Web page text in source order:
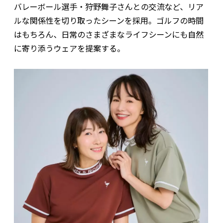
バレーボール選手・狩野舞子さんとの交流など、リア
ルな関係性を切り取ったシーンを採用。ゴルフの時間
はもちろん、日常のさまざまなライフシーンにも自然
に寄り添うウェアを提案する。